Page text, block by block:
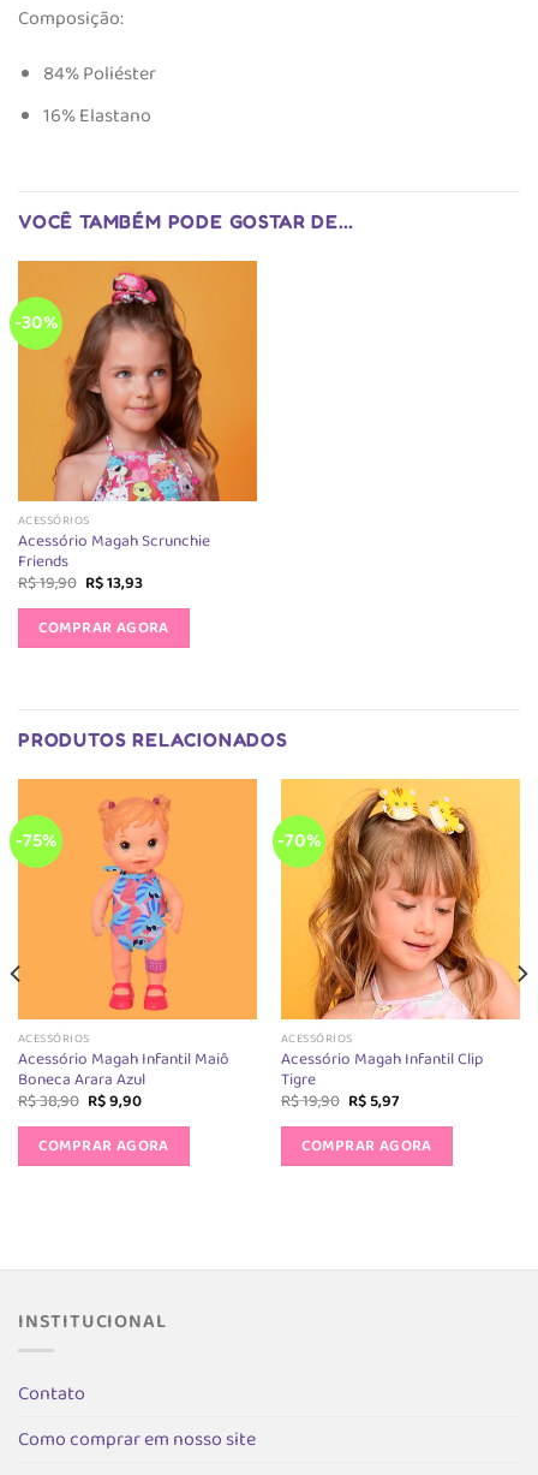
Composição:
84% Poliéster
16% Elastano
VOCÊ TAMBÉM PODE GOSTAR DE…
-30%
ACESSÓRIOS
Acessório Magah Scrunchie
Friends
R$19,90 O
preço
original
era:
R$ 19,90.
R$13,93O
atual
é:
R$ 13,93.
COMPRAR AGORA
PRODUTOS RELACIONADOS
-75%
ACESSÓRIOS
Acessório Magah Infantil Maiô
Boneca Arara Azul
R$38,90 O
preço
original
era:
R$ 38,90.
R$9,90O
atual
é:
R$ 9,90.
COMPRAR AGORA
-70%
ACESSÓRIOS
Acessório Magah Infantil Clip
Tigre
R$19,90 O
preço
original
era:
R$ 19,90.
R$5,97O
atual
é:
R$ 5,97.
COMPRAR AGORA
INSTITUCIONAL
Contato
Como comprar em nosso site